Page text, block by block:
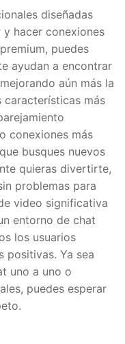
diseñadas
hacer conexiones
puedes
ayudan a encontrar
aún más la
características más
conexiones más
busques nuevos
quieras divertirte,
problemas para
video significativa
entorno de chat
los usuarios
positivas. Ya sea
uno a uno o
puedes esperar